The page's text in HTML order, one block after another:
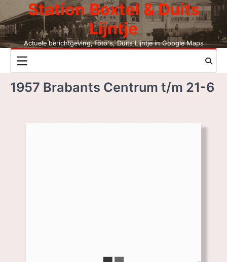
Skip
to
content
Station Boxtel & Duits
Lijntje
Actuele berichtgeving, foto's, Duits Lijntje in Google Maps
DUITS LIJNTJE
1957 Brabants Centrum t/m 21-6